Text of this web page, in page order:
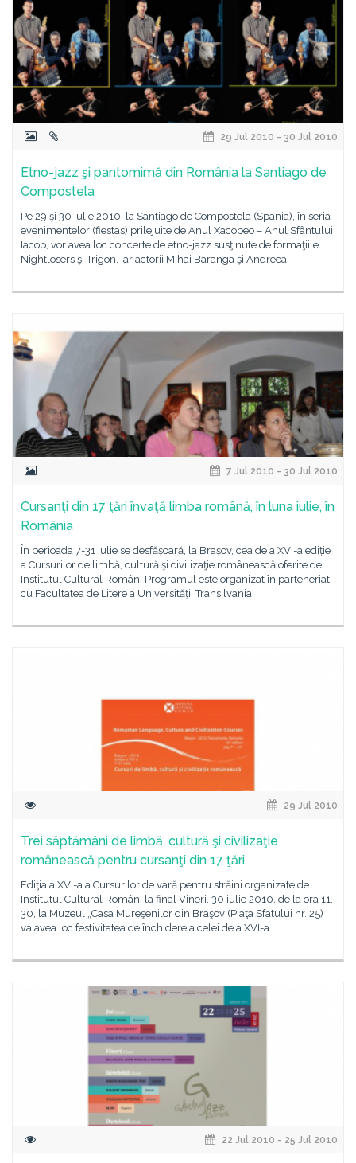
29 Jul 2010 - 30 Jul 2010
Etno-jazz şi pantomimă din România la Santiago de
Compostela
Pe 29 şi 30 iulie 2010, la Santiago de Compostela (Spania), în seria
evenimentelor (fiestas) prilejuite de Anul Xacobeo – Anul Sfântului
Iacob, vor avea loc concerte de etno-jazz susţinute de formaţiile
Nightlosers şi Trigon, iar actorii Mihai Baranga şi Andreea
7 Jul 2010 - 30 Jul 2010
Cursanţi din 17 ţări învaţă limba română, în luna iulie, în
România
În perioada 7-31 iulie se desfășoară, la Brașov, cea de a XVI-a ediție
a Cursurilor de limbă, cultură şi civilizaţie românească oferite de
Institutul Cultural Român. Programul este organizat în parteneriat
cu Facultatea de Litere a Universităţii Transilvania
29 Jul 2010
Trei săptămâni de limbă, cultură şi civilizaţie
românească pentru cursanţi din 17 ţări
Ediţia a XVI-a a Cursurilor de vară pentru străini organizate de
Institutul Cultural Român, la final Vineri, 30 iulie 2010, de la ora 11.
30, la Muzeul „Casa Mureşenilor din Braşov (Piaţa Sfatului nr. 25)
va avea loc festivitatea de închidere a celei de a XVI-a
22 Jul 2010 - 25 Jul 2010